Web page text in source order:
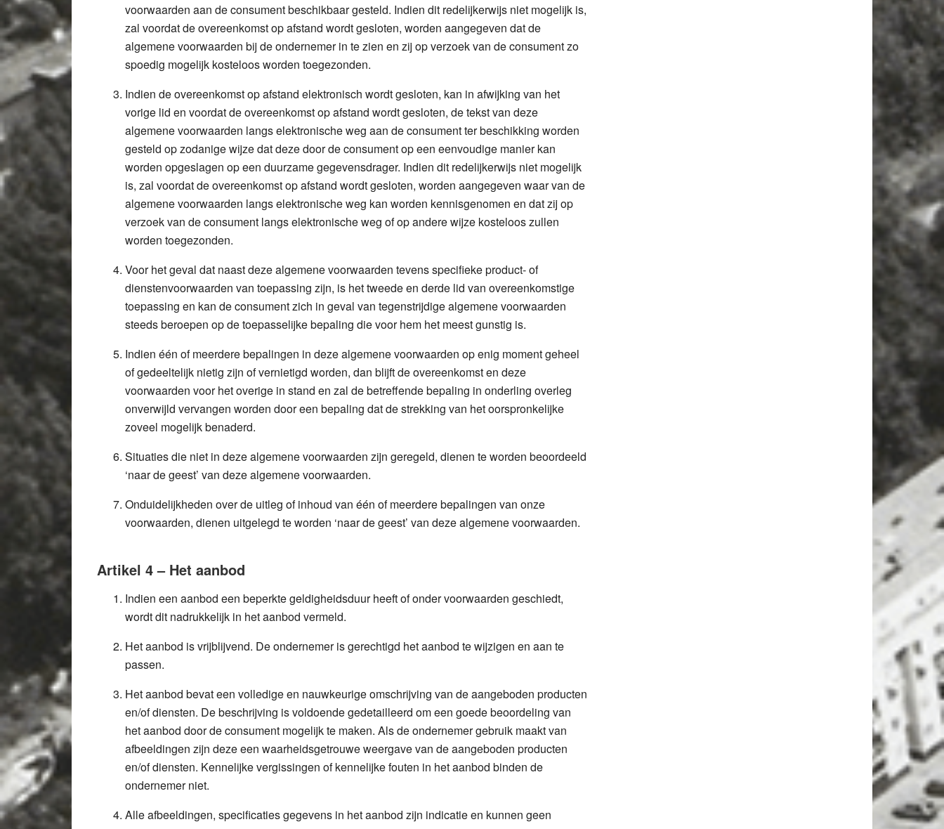
voorwaarden aan de consument beschikbaar gesteld. Indien dit redelijkerwijs niet mogelijk is,
zal voordat de overeenkomst op afstand wordt gesloten, worden aangegeven dat de
algemene voorwaarden bij de ondernemer in te zien en zij op verzoek van de consument zo
spoedig mogelijk kosteloos worden toegezonden.
Indien de overeenkomst op afstand elektronisch wordt gesloten, kan in afwijking van het
vorige lid en voordat de overeenkomst op afstand wordt gesloten, de tekst van deze
algemene voorwaarden langs elektronische weg aan de consument ter beschikking worden
gesteld op zodanige wijze dat deze door de consument op een eenvoudige manier kan
worden opgeslagen op een duurzame gegevensdrager. Indien dit redelijkerwijs niet mogelijk
is, zal voordat de overeenkomst op afstand wordt gesloten, worden aangegeven waar van de
algemene voorwaarden langs elektronische weg kan worden kennisgenomen en dat zij op
verzoek van de consument langs elektronische weg of op andere wijze kosteloos zullen
worden toegezonden.
Voor het geval dat naast deze algemene voorwaarden tevens specifieke product- of
dienstenvoorwaarden van toepassing zijn, is het tweede en derde lid van overeenkomstige
toepassing en kan de consument zich in geval van tegenstrijdige algemene voorwaarden
steeds beroepen op de toepasselijke bepaling die voor hem het meest gunstig is.
Indien één of meerdere bepalingen in deze algemene voorwaarden op enig moment geheel
of gedeeltelijk nietig zijn of vernietigd worden, dan blijft de overeenkomst en deze
voorwaarden voor het overige in stand en zal de betreffende bepaling in onderling overleg
onverwijld vervangen worden door een bepaling dat de strekking van het oorspronkelijke
zoveel mogelijk benaderd.
Situaties die niet in deze algemene voorwaarden zijn geregeld, dienen te worden beoordeeld
‘naar de geest’ van deze algemene voorwaarden.
Onduidelijkheden over de uitleg of inhoud van één of meerdere bepalingen van onze
voorwaarden, dienen uitgelegd te worden ‘naar de geest’ van deze algemene voorwaarden.
Artikel 4 – Het aanbod
Indien een aanbod een beperkte geldigheidsduur heeft of onder voorwaarden geschiedt,
wordt dit nadrukkelijk in het aanbod vermeld.
Het aanbod is vrijblijvend. De ondernemer is gerechtigd het aanbod te wijzigen en aan te
passen.
Het aanbod bevat een volledige en nauwkeurige omschrijving van de aangeboden producten
en/of diensten. De beschrijving is voldoende gedetailleerd om een goede beoordeling van
het aanbod door de consument mogelijk te maken. Als de ondernemer gebruik maakt van
afbeeldingen zijn deze een waarheidsgetrouwe weergave van de aangeboden producten
en/of diensten. Kennelijke vergissingen of kennelijke fouten in het aanbod binden de
ondernemer niet.
Alle afbeeldingen, specificaties gegevens in het aanbod zijn indicatie en kunnen geen